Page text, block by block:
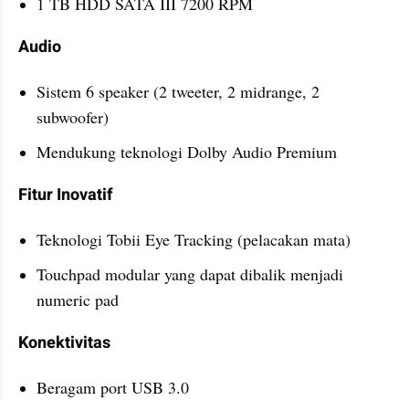
Audio
Sistem 6 speaker (2 tweeter, 2 midrange, 2
subwoofer)
Mendukung teknologi Dolby Audio Premium
Fitur Inovatif
Teknologi Tobii Eye Tracking (pelacakan mata)
Touchpad modular yang dapat dibalik menjadi
numeric pad
Konektivitas
Beragam port USB 3.0